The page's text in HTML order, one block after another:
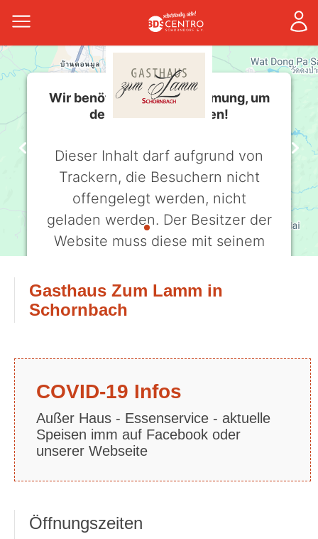
Wir benötigen Ihre Zustimmung, um
den -Service zu laden!
Dieser Inhalt darf aufgrund von
Trackern, die Besuchern nicht
offengelegt werden, nicht
geladen werden. Der Besitzer der
Website muss diese mit seinem
zur Liste der verwendeten
Technologien hinzuzufügen.
Gasthaus Zum Lamm in
Schornbach
COVID-19 Infos
Außer Haus - Essenservice - aktuelle
Speisen imm auf Facebook oder
unserer Webseite
Öffnungszeiten